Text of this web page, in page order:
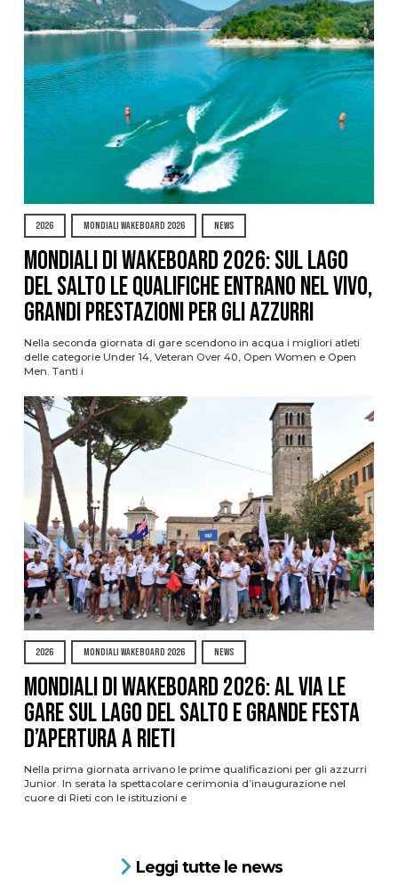
2026 MONDIALI WAKEBOARD 2026 NEWS
Mondiali di Wakeboard 2026: sul Lago
del Salto le qualifiche entrano nel vivo,
grandi prestazioni per gli azzurri
Nella seconda giornata di gare scendono in acqua i migliori atleti
delle categorie Under 14, Veteran Over 40, Open Women e Open
Men. Tanti i
2026 MONDIALI WAKEBOARD 2026 NEWS
Mondiali di Wakeboard 2026: al via le
gare sul Lago del Salto e grande festa
d’apertura a Rieti
Nella prima giornata arrivano le prime qualificazioni per gli azzurri
Junior. In serata la spettacolare cerimonia d’inaugurazione nel
cuore di Rieti con le istituzioni e
Leggi tutte le news